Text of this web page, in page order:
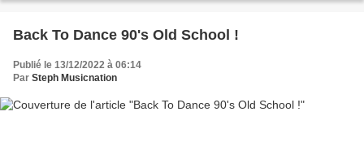
Back To Dance 90's Old School !
Publié le 13/12/2022 à 06:14
Par Steph Musicnation